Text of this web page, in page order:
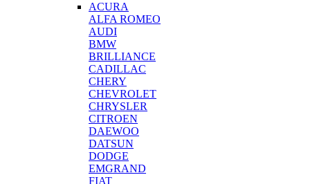
ACURA
ALFA ROMEO
AUDI
BMW
BRILLIANCE
CADILLAC
CHERY
CHEVROLET
CHRYSLER
CITROEN
DAEWOO
DATSUN
DODGE
EMGRAND
FIAT